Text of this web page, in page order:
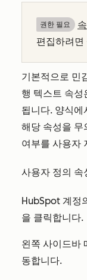
권한 필요
편집하려면
기본적으로 민
행 텍스트 속
됩니다. 양식에
해당 속성을 무
여부를 사용자
사용자 정의 속
HubSpot 계정
을 클릭합니다.
왼쪽 사이드바
동합니다.